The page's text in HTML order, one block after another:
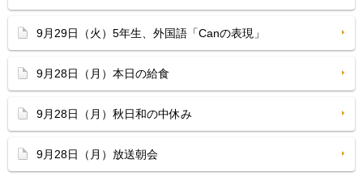
9月29日（火）5年生、外国語「Canの表現」
9月28日（月）本日の給食
9月28日（月）秋日和の中休み
9月28日（月）放送朝会